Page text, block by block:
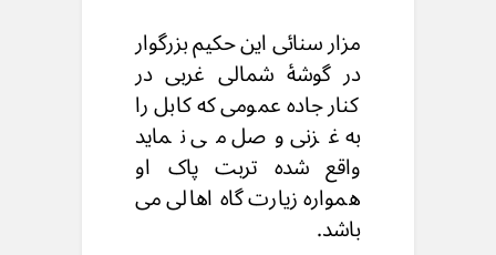
مزار سنائی این حکیم بزرگوار
در گوشۀ شمالی غربی در
کنار جاده عمومی که کابل را
به غزنی وصل می نماید
واقع شده تربت پاک او
همواره زیارت گاه اهالی می
باشد.